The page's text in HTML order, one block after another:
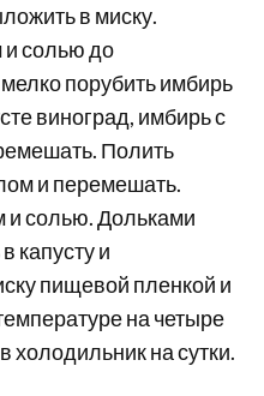
в миску.
и солью до
порубить имбирь
виноград, имбирь с
Полить
и перемешать.
и солью. Дольками
капусту и
пищевой пленкой и
на четыре
холодильник на сутки.